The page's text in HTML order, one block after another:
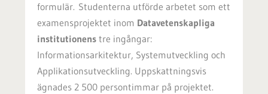
formulär. Studenterna utförde arbetet som ett
examensprojektet inom Datavetenskapliga
institutionens tre ingångar:
Informationsarkitektur, Systemutveckling och
Applikationsutveckling. Uppskattningsvis
ägnades 2 500 persontimmar på projektet.